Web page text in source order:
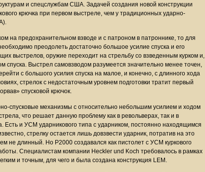
и спецслужбам США. Задачей создания новой конструкции
крючка при первом выстреле, чем у традиционных ударно-
на предохранительном взводе и с патроном в патроннике, то для
преодолеть достаточно большое усилие спуска и его
выстрелов, оружие переходит на стрельбу со взведенным курком и,
спуска. Выстрел самовзводом разумеется значительно менее точен,
с большого усилия спуска на малое, и конечно, с длинного хода
стрелок с недостаточным уровнем подготовки тратит первый
спусковой крючок.
спусковые механизмы с относительно небольшим усилием и ходом
что решает данную проблему как в револьверах, так и в
Есть и УСМ ударникового типа с ударником, постоянно находящимся
стрелку остается лишь довзвести ударник, потратив на это
не длинный. Но P2000 создавался как пистолет с УСМ куркового
Специалистам компании Heckler und Koch требовалось в рамках
и точным, для чего и была создана конструкция LEM.